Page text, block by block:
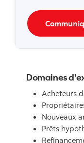
Domaines
Acheteurs
Nouveaux
Prêts